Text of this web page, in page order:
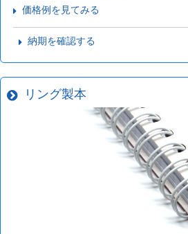
価格例を見てみる
納期を確認する
リング製本